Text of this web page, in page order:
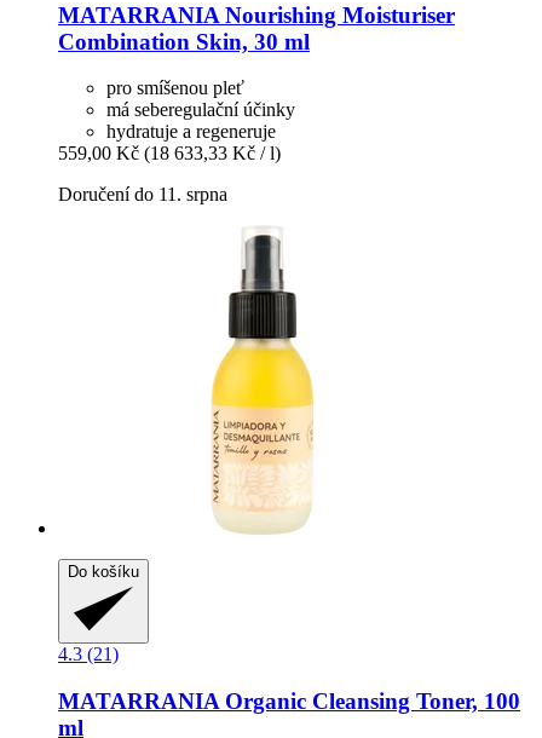
MATARRANIA Nourishing Moisturiser
Combination Skin, 30 ml
pro smíšenou pleť
má seberegulační účinky
hydratuje a regeneruje
559,00 Kč (18 633,33 Kč / l)
Doručení do 11. srpna
Do košíku
4.3 (21)
MATARRANIA Organic Cleansing Toner, 100
ml